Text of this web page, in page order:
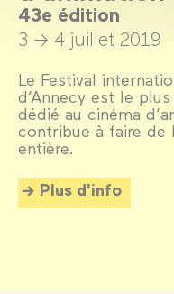
43e édition
3 → 4 juillet 2019
Le Festival
d’Annecy est le
dédié au cinéma
contribue à faire de
entière.
Plus d'info